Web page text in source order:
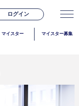
ログイン
マイスター マイスター募集